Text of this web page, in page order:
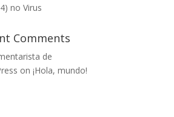
no Virus
Comments
de
on¡Hola, mundo!